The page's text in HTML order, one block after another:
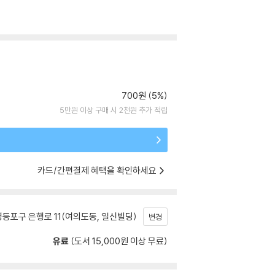
700원 (5%)
5만원 이상 구매 시 2천원 추가 적립
카드/간편결제 혜택을 확인하세요
포구 은행로 11(여의도동, 일신빌딩) 변경
유료 (도서 15,000원 이상 무료)